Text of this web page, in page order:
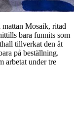
mattan Mosaik, ritad
bara funnits som
tillverkat den åt
på beställning.
arbetat under tre